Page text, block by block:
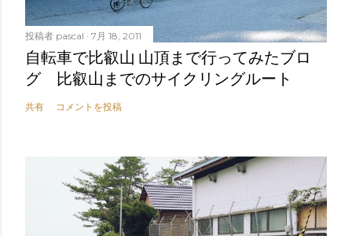
投稿者 pascal 7月 18, 2011
自転車で比叡山 山頂まで行ってみたブロ
グ 比叡山までのサイクリングルート
共有 コメントを投稿